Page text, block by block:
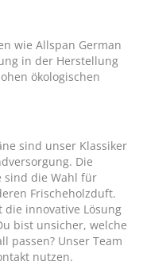
wie Allspan German
in der Herstellung
ökologischen
sind unser Klassiker
Die
sind die Wahl für
Frischeholzduft.
die innovative Lösung
bist unsicher, welche
passen? Unser Team
nutzen.